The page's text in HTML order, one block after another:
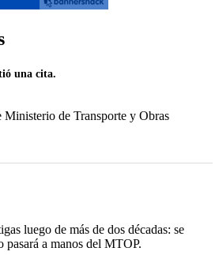
una cita.
de Transporte y Obras
luego de más de dos décadas: se
a manos del MTOP.